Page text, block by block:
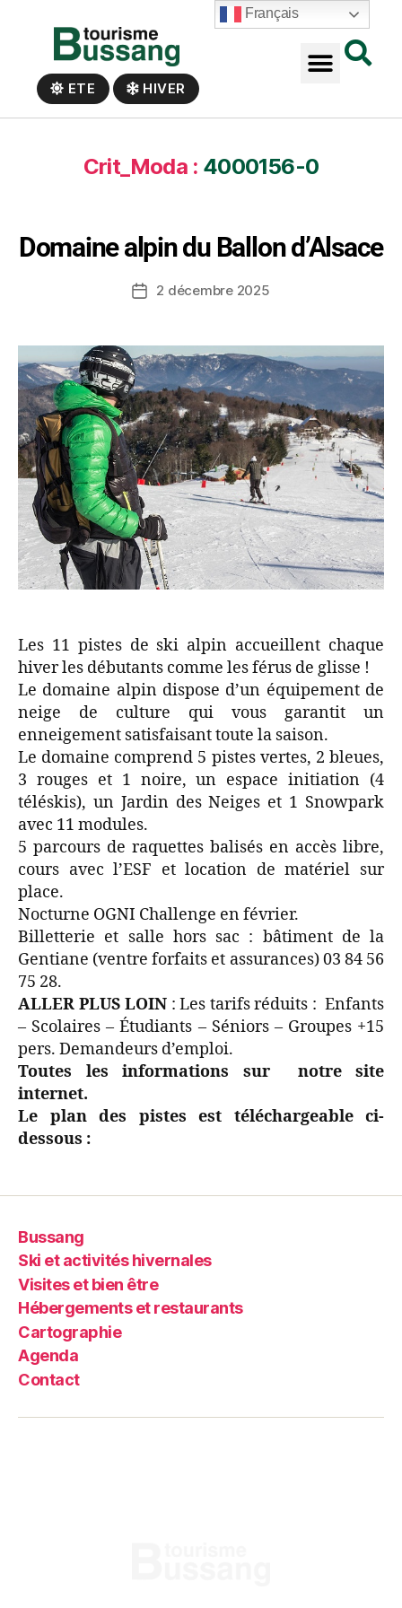
ETE HIVER
Crit_Moda : 4000156-0
Domaine alpin du Ballon d’Alsace
2 décembre 2025
Les 11 pistes de ski alpin accueillent chaque
hiver les débutants comme les férus de glisse !
Le domaine alpin dispose d’un équipement de
neige de culture qui vous garantit un
enneigement satisfaisant toute la saison.
Le domaine comprend 5 pistes vertes, 2 bleues,
3 rouges et 1 noire, un espace initiation (4
téléskis), un Jardin des Neiges et 1 Snowpark
avec 11 modules.
5 parcours de raquettes balisés en accès libre,
cours avec l’ESF et location de matériel sur
place.
Nocturne OGNI Challenge en février.
Billetterie et salle hors sac : bâtiment de la
Gentiane (ventre forfaits et assurances) 03 84 56
75 28.
ALLER PLUS LOIN : Les tarifs réduits : Enfants
– Scolaires – Étudiants – Séniors – Groupes +15
pers. Demandeurs d’emploi.
Toutes les informations sur notre site
internet.
Le plan des pistes est téléchargeable ci-
dessous :
Bussang
Ski et activités hivernales
Visites et bien être
Hébergements et restaurants
Cartographie
Agenda
Contact
Français
Panneau de gestion des cookies